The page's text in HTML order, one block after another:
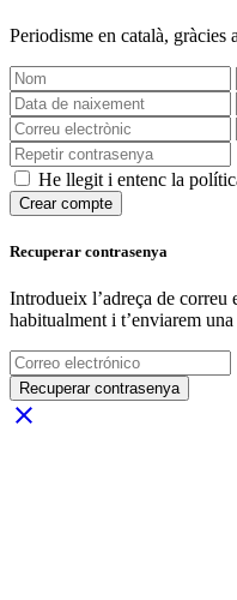
Periodisme en català, gràcies
He llegit i entenc la
Crear compte
Recuperar contrasenya
Introdueix l’adreça de correu
habitualment i t’enviarem una
Recuperar contrasenya
close